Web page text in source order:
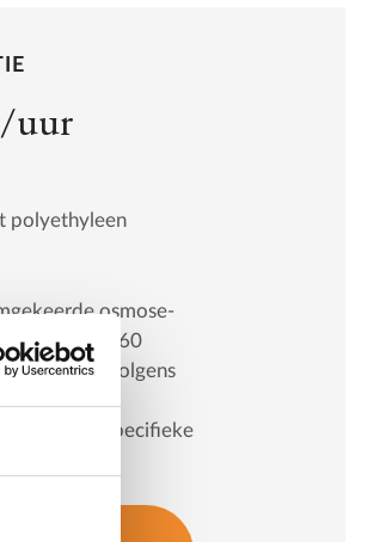
/uur
polyethyleen
osmose-
debiet tot 60
ontworpen volgens
aan uw specifieke